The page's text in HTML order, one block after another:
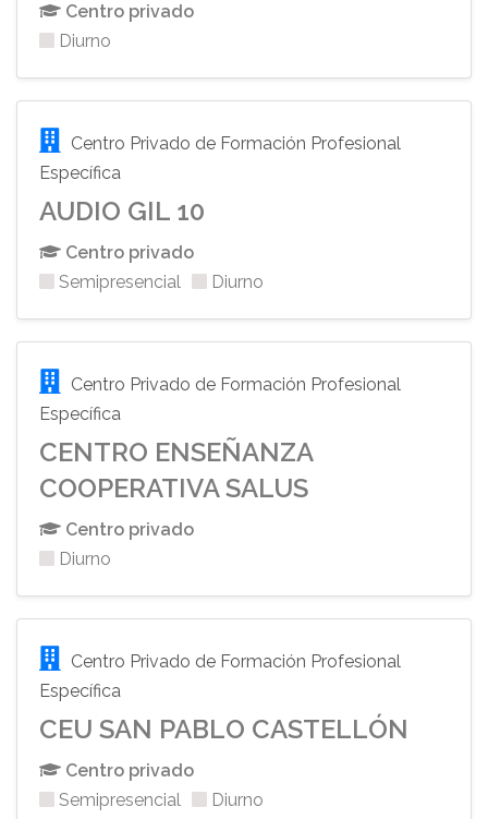
Centro privado
Diurno
Centro Privado de Formación Profesional
Específica
AUDIO GIL 10
Centro privado
Semipresencial
Diurno
Centro Privado de Formación Profesional
Específica
CENTRO ENSEÑANZA
COOPERATIVA SALUS
Centro privado
Diurno
Centro Privado de Formación Profesional
Específica
CEU SAN PABLO CASTELLÓN
Centro privado
Semipresencial
Diurno